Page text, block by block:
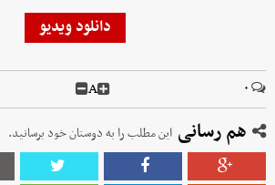
دانلود ویدیو
۰ A
هم رسانی این مطلب را به دوستان خود برسانید.